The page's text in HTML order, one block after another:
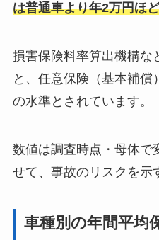
は普通車より年2万円ほ
損害保険料率算出機構な
と、任意保険（基本補償
の水準とされています。
数値は調査時点・母体で
せて、事故のリスクを示
車種別の年間平均